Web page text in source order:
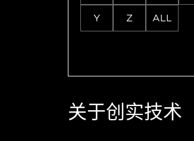
Y Z ALL
关于创实技术